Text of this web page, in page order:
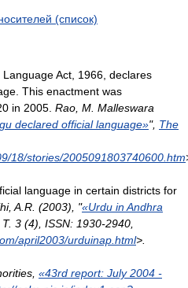
(список)
Act, 1966, declares
This enactment was
in 2005. Rao, M. Malleswara
declared official language»", The
18/stories/2005091803740600.htm
language in certain districts for
A.R. (2003), "«Urdu in Andhra
Т. 3 (4), ISSN: 1930-2940
april2003/urduinap.html>
«43rd report: July 2004 -